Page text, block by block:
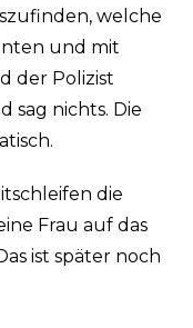
welche
und mit
der Polizist
sag nichts. Die
die
Frau auf das
ist später noch